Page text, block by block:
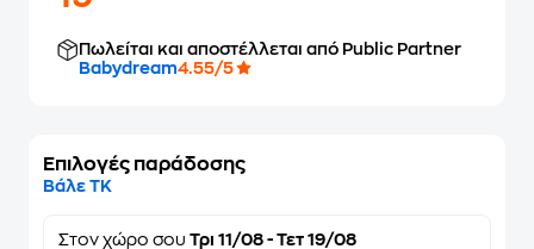
Πωλείται και αποστέλλεται από Public Partner
Babydream4.55/5
Επιλογές παράδοσης
Βάλε ΤΚ
Στον χώρο σου Τρι 11/08 - Τετ 19/08